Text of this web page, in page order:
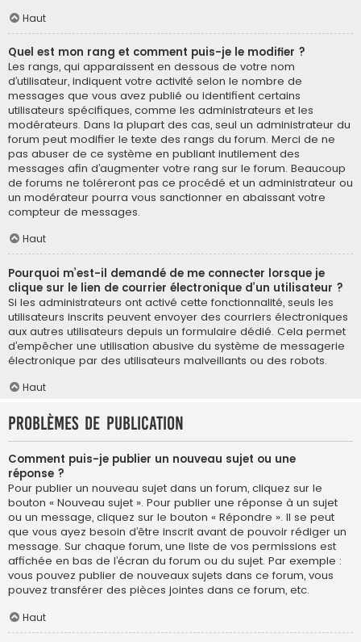
Haut
Quel est mon rang et comment puis-je le modifier ?
Les rangs, qui apparaissent en dessous de votre nom
d’utilisateur, indiquent votre activité selon le nombre de
messages que vous avez publié ou identifient certains
utilisateurs spécifiques, comme les administrateurs et les
modérateurs. Dans la plupart des cas, seul un administrateur du
forum peut modifier le texte des rangs du forum. Merci de ne
pas abuser de ce système en publiant inutilement des
messages afin d’augmenter votre rang sur le forum. Beaucoup
de forums ne toléreront pas ce procédé et un administrateur ou
un modérateur pourra vous sanctionner en abaissant votre
compteur de messages.
Haut
Pourquoi m’est-il demandé de me connecter lorsque je
clique sur le lien de courrier électronique d’un utilisateur ?
Si les administrateurs ont activé cette fonctionnalité, seuls les
utilisateurs inscrits peuvent envoyer des courriers électroniques
aux autres utilisateurs depuis un formulaire dédié. Cela permet
d’empêcher une utilisation abusive du système de messagerie
électronique par des utilisateurs malveillants ou des robots.
Haut
Problèmes de publication
Comment puis-je publier un nouveau sujet ou une
réponse ?
Pour publier un nouveau sujet dans un forum, cliquez sur le
bouton « Nouveau sujet ». Pour publier une réponse à un sujet
ou un message, cliquez sur le bouton « Répondre ». Il se peut
que vous ayez besoin d’être inscrit avant de pouvoir rédiger un
message. Sur chaque forum, une liste de vos permissions est
affichée en bas de l’écran du forum ou du sujet. Par exemple :
vous pouvez publier de nouveaux sujets dans ce forum, vous
pouvez transférer des pièces jointes dans ce forum, etc.
Haut